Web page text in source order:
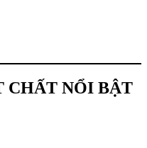
CHẤT NỔI BẬT